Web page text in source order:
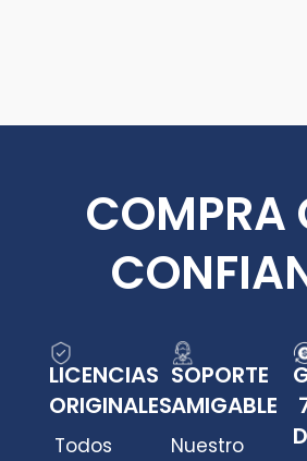
COMPRA
LICENCIAS
ORIGINALES
Todos
SOPORTE
AMIGABLE
Nuestro